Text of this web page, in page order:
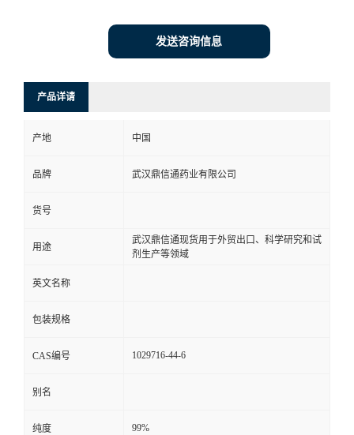
发送咨询信息
产品详请
产地 中国
品牌 武汉鼎信通药业有限公司
货号
用途
武汉鼎信通现货用于外贸出口、科学研究和试
剂生产等领域
英文名称
包装规格
CAS编号 1029716-44-6
别名
纯度 99%